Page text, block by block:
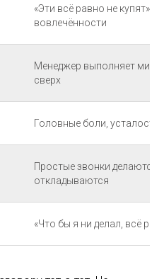
«Эти всё равно не купят» —
вовлечённости
Менеджер выполняет
сверх
Головные боли,
Простые звонки
откладываются
«Что бы я ни делал, всё